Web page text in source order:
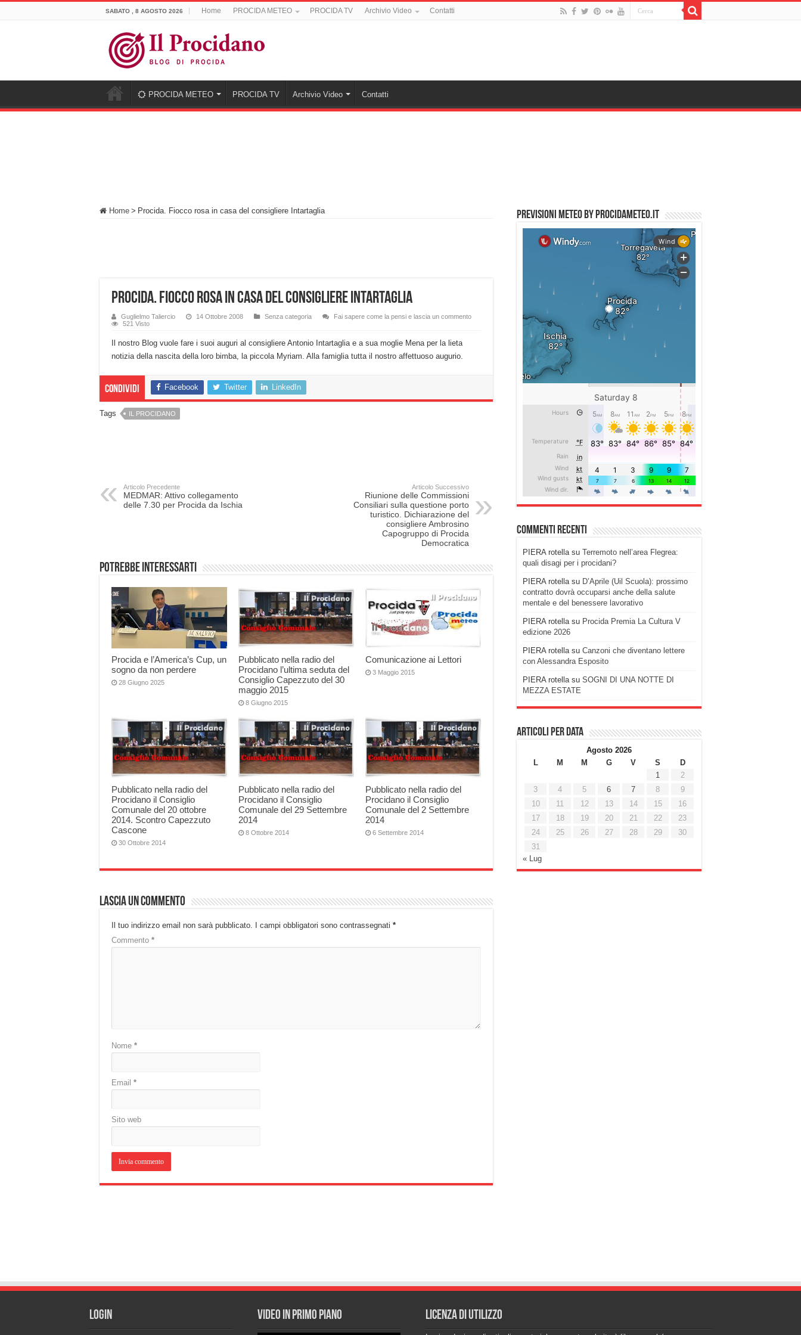
SABATO , 8 AGOSTO 2026 Home PROCIDA METEO PROCIDA TV Archivio Video Contatti
PROCIDA METEO PROCIDA TV Archivio Video Contatti
Home > Procida. Fiocco rosa in casa del consigliere Intartaglia
Procida. Fiocco rosa in casa del consigliere Intartaglia
Guglielmo Taliercio 14 Ottobre 2008 Senza categoria
Fai sapere come la pensi e lascia un commento
521 Visto
Il nostro Blog vuole fare i suoi auguri al consigliere Antonio Intartaglia e a sua moglie Mena per la lieta
notizia della nascita della loro bimba, la piccola Myriam. Alla famiglia tutta il nostro affettuoso augurio.
Condividi Facebook Twitter LinkedIn
Tags IL PROCIDANO
Articolo Precedente
MEDMAR: Attivo collegamento
delle 7.30 per Procida da Ischia
Articolo Successivo
Riunione delle Commissioni
Consiliari sulla questione porto
turistico. Dichiarazione del
consigliere Ambrosino
Capogruppo di Procida
Democratica
Potrebbe interessarti
Procida e l’America’s Cup, un
sogno da non perdere
28 Giugno 2025
Pubblicato nella radio del
Procidano l’ultima seduta del
Consiglio Capezzuto del 30
maggio 2015
8 Giugno 2015
Comunicazione ai Lettori
3 Maggio 2015
Pubblicato nella radio del
Procidano il Consiglio
Comunale del 20 ottobre
2014. Scontro Capezzuto
Cascone
30 Ottobre 2014
Pubblicato nella radio del
Procidano il Consiglio
Comunale del 29 Settembre
2014
8 Ottobre 2014
Pubblicato nella radio del
Procidano il Consiglio
Comunale del 2 Settembre
2014
6 Settembre 2014
Lascia un commento
Il tuo indirizzo email non sarà pubblicato. I campi obbligatori sono contrassegnati *
Commento *
Nome *
Email *
Sito web
PREVISIONI METEO by PROCIDAMETEO.IT
Commenti recenti
PIERA rotellasu Terremoto nell’area Flegrea:
quali disagi per i procidani?
PIERA rotellasu D’Aprile (Uil Scuola): prossimo
contratto dovrà occuparsi anche della salute
mentale e del benessere lavorativo
PIERA rotellasu Procida Premia La Cultura V
edizione 2026
PIERA rotellasu Canzoni che diventano lettere
con Alessandra Esposito
PIERA rotellasu SOGNI DI UNA NOTTE DI
MEZZA ESTATE
Articoli per data
Agosto 2026
L
M M G V S
D
1
2
3
4 5 6 7 8
9
10
11 12 13 14 15
16
17
18 19 20 21 22
23
24
25 26 27 28 29
30
31
« Lug
Login Video in primo piano Licenza di utilizzo